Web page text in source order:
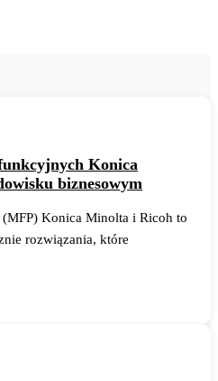
Konica
biznesowym
Konica Minolta i Ricoh to
rozwiązania, które